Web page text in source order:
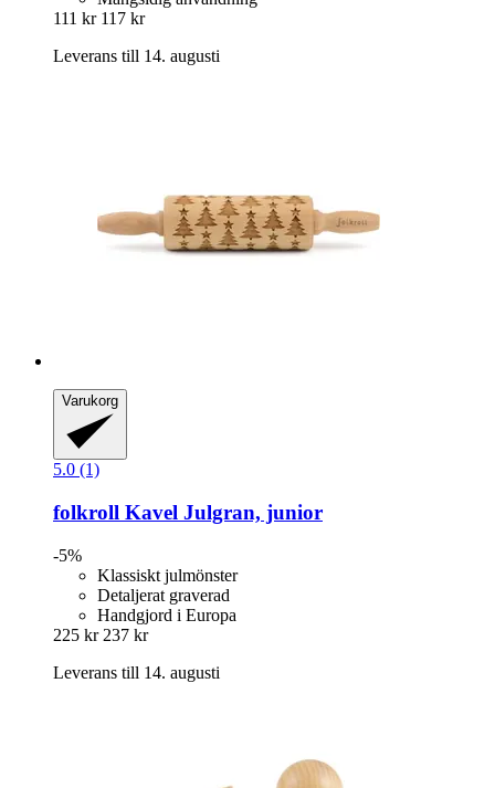
111 kr 117 kr
Leverans till 14. augusti
Varukorg
5.0 (1)
folkroll Kavel Julgran, junior
-5%
Klassiskt julmönster
Detaljerat graverad
Handgjord i Europa
225 kr 237 kr
Leverans till 14. augusti